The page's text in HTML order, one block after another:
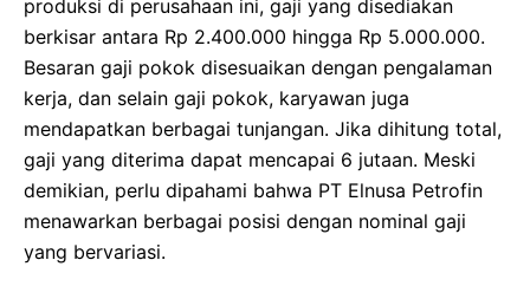
produksi di perusahaan ini, gaji yang disediakan
berkisar antara Rp 2.400.000 hingga Rp 5.000.000.
Besaran gaji pokok disesuaikan dengan pengalaman
kerja, dan selain gaji pokok, karyawan juga
mendapatkan berbagai tunjangan. Jika dihitung total,
gaji yang diterima dapat mencapai 6 jutaan. Meski
demikian, perlu dipahami bahwa PT Elnusa Petrofin
menawarkan berbagai posisi dengan nominal gaji
yang bervariasi.